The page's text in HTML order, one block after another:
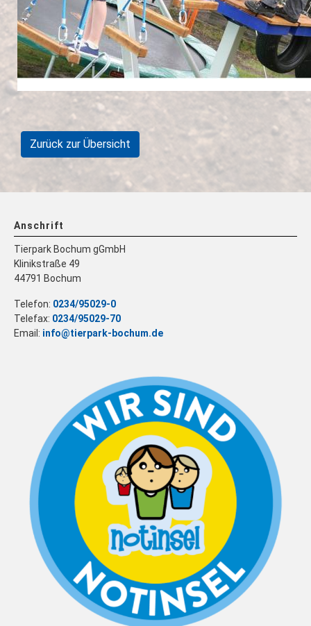
Zurück zur Übersicht
Anschrift
Tierpark Bochum gGmbH
Klinikstraße 49
44791 Bochum
Telefon: 0234/95029-0
Telefax: 0234/95029-70
Email: info@tierpark-bochum.de